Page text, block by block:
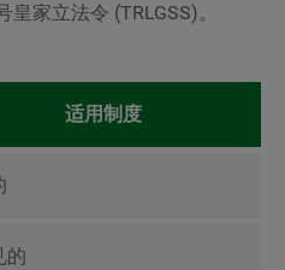
家立法令 (TRLGSS)。
适用制度
的